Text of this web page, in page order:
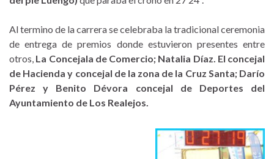
Al termino de la carrera se celebraba la tradicional ceremonia
de entrega de premios donde estuvieron presentes entre
otros, La Concejala de Comercio; Natalia Díaz. El concejal
de Hacienda y concejal de la zona de la Cruz Santa; Darío
Pérez y Benito Dévora concejal de Deportes del
Ayuntamiento de Los Realejos.